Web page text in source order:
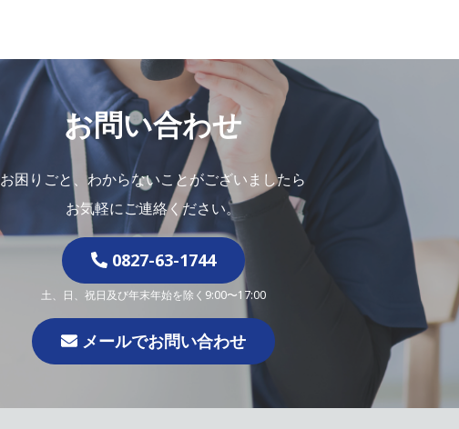
お問い合わせ
お困りごと、わからないことがございましたら
お気軽にご連絡ください。
0827-63-1744
土、日、祝日及び年末年始を除く9:00〜17:00
メールでお問い合わせ